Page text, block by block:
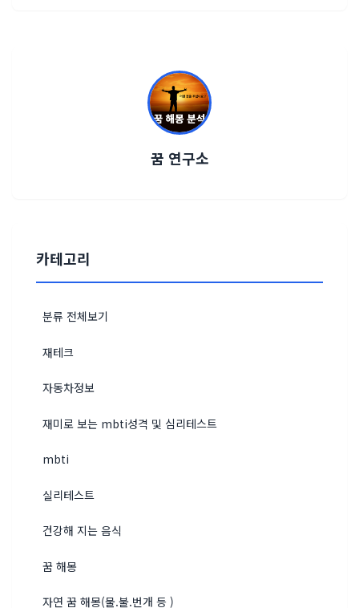
꿈 연구소
카테고리
분류 전체보기
재테크
자동차정보
재미로 보는 mbti성격 및 심리테스트
mbti
실리테스트
건강해 지는 음식
꿈 해몽
자연 꿈 해몽(물.불.번개 등 )